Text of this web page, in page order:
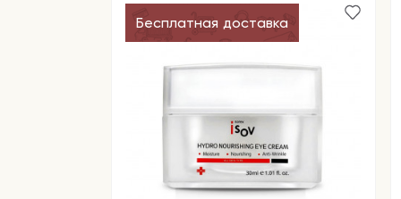
Бесплатная доставка